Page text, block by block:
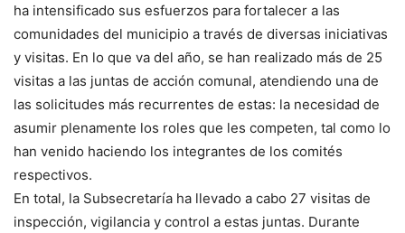
ha intensificado sus esfuerzos para fortalecer a las
comunidades del municipio a través de diversas iniciativas
y visitas. En lo que va del año, se han realizado más de 25
visitas a las juntas de acción comunal, atendiendo una de
las solicitudes más recurrentes de estas: la necesidad de
asumir plenamente los roles que les competen, tal como lo
han venido haciendo los integrantes de los comités
respectivos.
En total, la Subsecretaría ha llevado a cabo 27 visitas de
inspección, vigilancia y control a estas juntas. Durante